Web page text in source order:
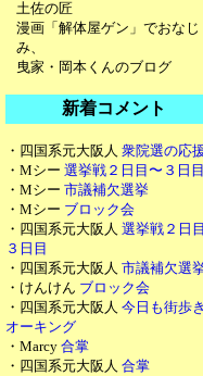
土佐の匠
漫画「解体屋ゲン」でおなじ
み、
曳家・岡本くんのブログ
新着コメント
・四国系元大阪人 衆院選の応
・Mシー 選挙戦２日目〜３日目
・Mシー 市議補欠選挙
・Mシー ブロック会
・四国系元大阪人 選挙戦２日
３日目
・四国系元大阪人 市議補欠選
・けんけん ブロック会
・四国系元大阪人 今日も街歩
オーキング
・Marcy 合掌
・四国系元大阪人 合掌